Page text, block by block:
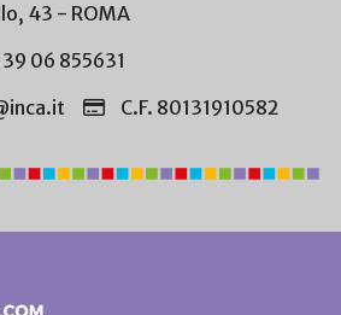
43 - ROMA
06 855631
C.F. 80131910582